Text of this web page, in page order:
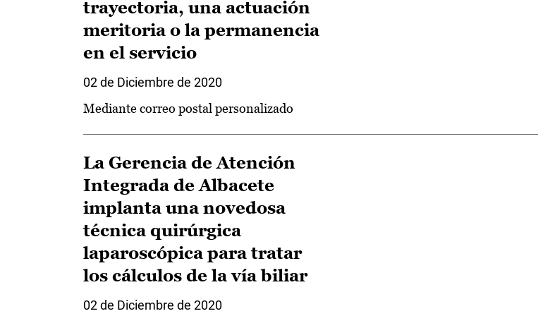
trayectoria, una actuación
meritoria o la permanencia
en el servicio
02 de Diciembre de 2020
Mediante correo postal personalizado
La Gerencia de Atención
Integrada de Albacete
implanta una novedosa
técnica quirúrgica
laparoscópica para tratar
los cálculos de la vía biliar
02 de Diciembre de 2020